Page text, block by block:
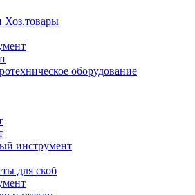
Хоз.товары
оборудование
инструмент
для скоб